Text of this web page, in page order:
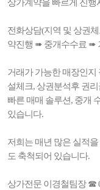
상가계약을 빠르게 진
전화상담(지역 및 상권
약진행 ➠ 중개수수료 ➠
거래가 가능한 매장인지
설체크, 상권분석후 권리
빠른 매매 솔루션, 중개
있습니다.
저희는 매년 많은 실적
도 축척되어 있습니다.
상가전문 이경철팀장 ☎